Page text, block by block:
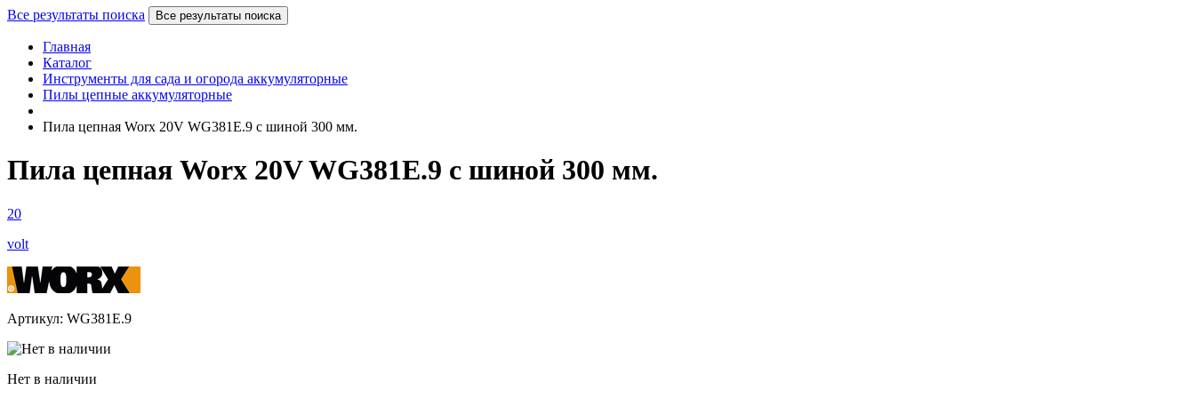
Все результаты поиска Все результаты поиска
Главная
Каталог
Инструменты для сада и огорода аккумуляторные
Пилы цепные аккумуляторные
Пила цепная Worx 20V WG381E.9 с шиной 300 мм.
Пила цепная Worx 20V WG381E.9 с шиной 300 мм.
20
volt
Артикул: WG381E.9
Нет в наличии